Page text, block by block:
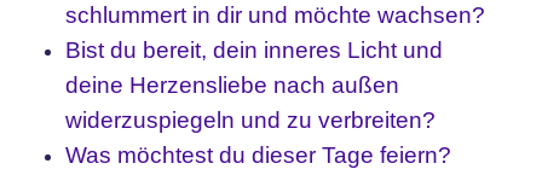
schlummert in dir und möchte wachsen?
Bist du bereit, dein inneres Licht und
deine Herzensliebe nach außen
widerzuspiegeln und zu verbreiten?
Was möchtest du dieser Tage feiern?